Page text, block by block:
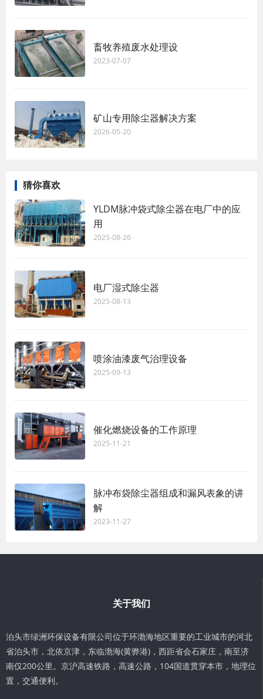
畜牧养殖废水处理设
2023-07-07
矿山专用除尘器解决方案
2026-05-20
猜你喜欢
YLDM脉冲袋式除尘器在电厂中的应
用
2025-08-26
电厂湿式除尘器
2025-08-13
喷涂油漆废气治理设备
2025-09-13
催化燃烧设备的工作原理
2025-11-21
脉冲布袋除尘器组成和漏风表象的讲
解
2023-11-27
关于我们
泊头市绿洲环保设备有限公司位于环渤海地区重要的工业城市的河北
省泊头市，北依京津，东临渤海(黄骅港)，西距省会石家庄，南至济
南仅200公里。京沪高速铁路，高速公路，104国道贯穿本市，地理位
置，交通便利。